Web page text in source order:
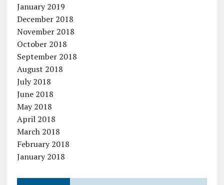
January 2019
December 2018
November 2018
October 2018
September 2018
August 2018
July 2018
June 2018
May 2018
April 2018
March 2018
February 2018
January 2018